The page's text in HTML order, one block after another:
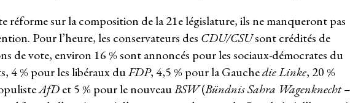
réforme sur la composition de la 21elégislature, ils ne manqueront pas
Pour l’heure, les conservateurs des CDU/CSUsont crédités de
de vote, environ 16 % sont annoncés pour les sociaux-démocrates du
4 % pour les libéraux duFDP, 4,5 % pour la Gauchedie Linke, 20 %
AfDet 5 % pour le nouveauBSW(Bündnis Sahra Wagenknecht –